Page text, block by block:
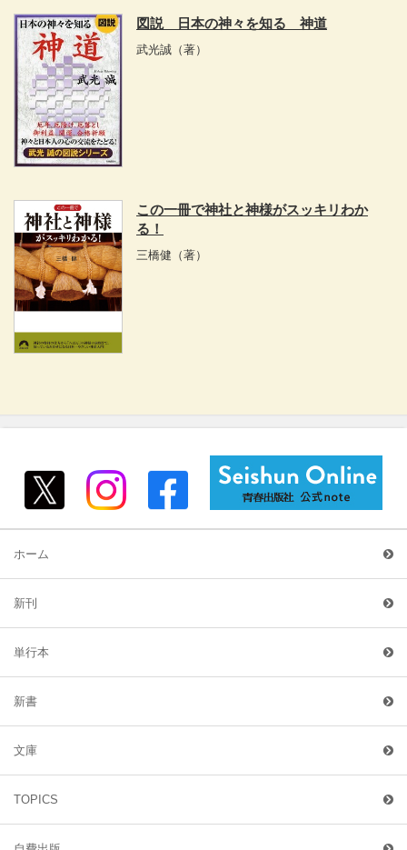
図説 日本の神々を知る 神道
武光誠 （著）
この一冊で神社と神様がスッキリわか
る！
三橋健 （著）
ホーム
新刊
単行本
新書
文庫
TOPICS